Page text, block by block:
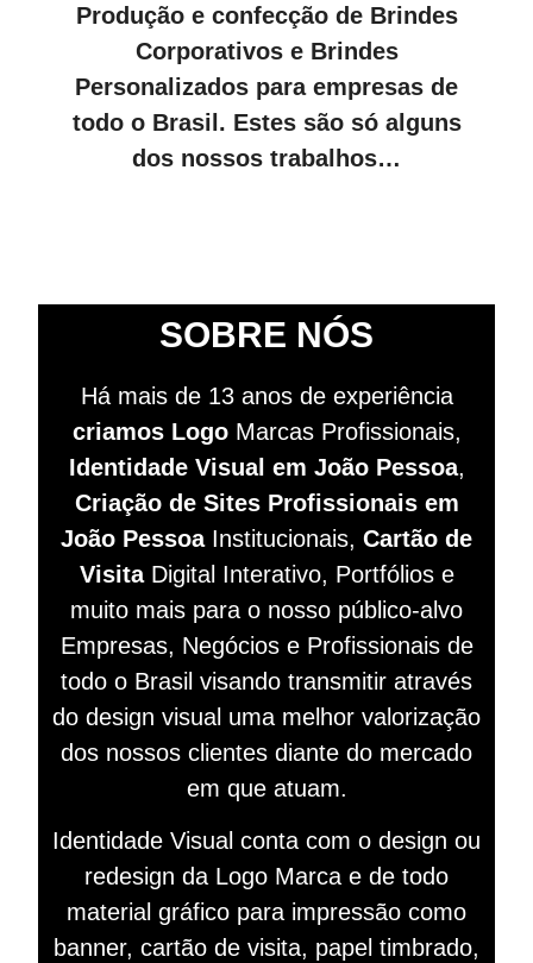
Produção e confecção de Brindes
Corporativos e Brindes
Personalizados para empresas de
todo o Brasil. Estes são só alguns
dos nossos trabalhos…
SOBRE NÓS
Há mais de 13 anos de experiência
criamos LogoMarcas Profissionais,
Identidade Visual em João Pessoa,
Criação de Sites Profissionais em
João Pessoa Institucionais, Cartão de
VisitaDigital Interativo, Portfólios e
muito mais para o nosso público-alvo
Empresas, Negócios e Profissionais de
todo o Brasil visando transmitir através
do design visual uma melhor valorização
dos nossos clientes diante do mercado
em que atuam.
Identidade Visual conta com o design ou
redesign da Logo Marca e de todo
material gráfico para impressão como
banner, cartão de visita, papel timbrado,